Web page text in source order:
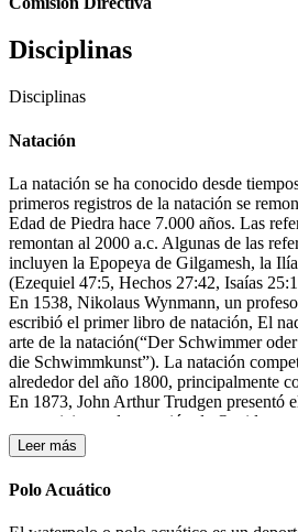
Disciplinas
Disciplinas
Natación
La natación se ha conocido desde
primeros registros de la natación se
Edad de Piedra hace 7.000 años. Las
remontan al 2000 a.c. Algunas de las
incluyen la Epopeya de Gilgamesh, la
(Ezequiel 47:5, Hechos 27:42, Isaías
En 1538, Nikolaus Wynmann, un
escribió el primer libro de natación, El
arte de la natación(“Der Schwimmer
die Schwimmkunst”). La natación
alrededor del año 1800, principalmente
En 1873, John Arthur Trudgen presentó
competiciones de natación de Occidente,
crol utilizado por los nativos americanos.
británica para las salpicaduras, Trudgen
en lugar de la patada de estilo crol. La
primeros Juegos Olímpicos modernos en
Leer más
Polo Acuático